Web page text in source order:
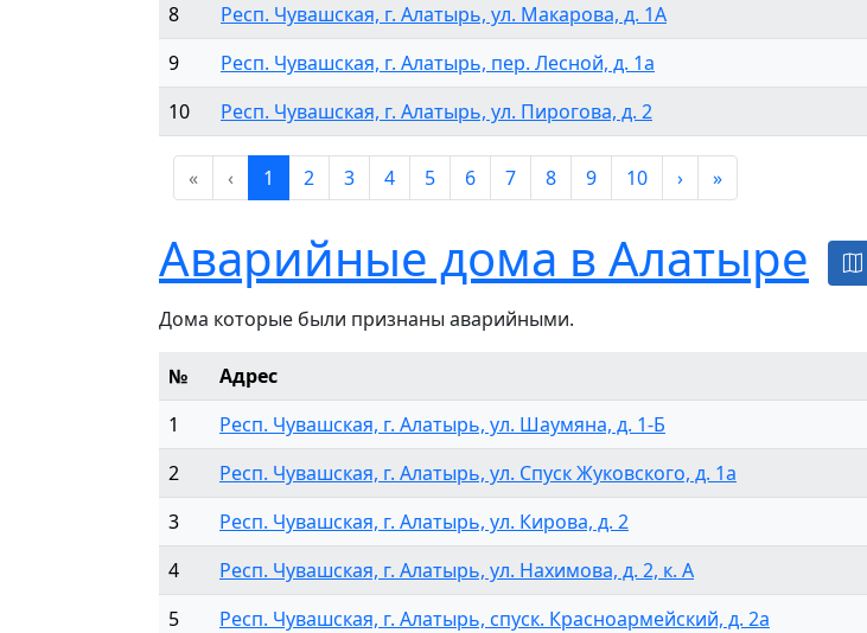
8
Респ. Чувашская, г. Алатырь, ул. Макарова, д. 1А
9
Респ. Чувашская, г. Алатырь, пер. Лесной, д. 1а
10
Респ. Чувашская, г. Алатырь, ул. Пирогова, д. 2
« ‹ 1 2 3 4 5 6 7 8 9 10 › »
Аварийные дома в Алатыре
Дома которые были признаны аварийными.
№ Адрес
1
Респ. Чувашская, г. Алатырь, ул. Шаумяна, д. 1-Б
2
Респ. Чувашская, г. Алатырь, ул. Спуск Жуковского, д. 1а
3
Респ. Чувашская, г. Алатырь, ул. Кирова, д. 2
4
Респ. Чувашская, г. Алатырь, ул. Нахимова, д. 2, к. А
5
Респ. Чувашская, г. Алатырь, спуск. Красноармейский, д. 2а